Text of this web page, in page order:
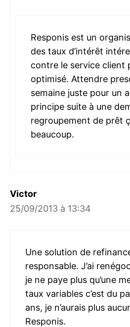
Responis est un
des taux d’intérêt
contre le service client
optimisé. Attendre
semaine juste pour un
principe suite à une
regroupement de prêt
beaucoup.
Victor
25/09/2013 à 13:34
Une solution de
responsable. J’ai
je ne paye plus qu’une
taux variables c’est du
ans, je n’aurais plus
Responis.